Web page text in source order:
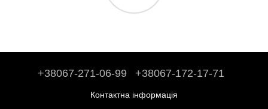
+38067-271-06-99 +38067-172-17-71
Контактна інформація